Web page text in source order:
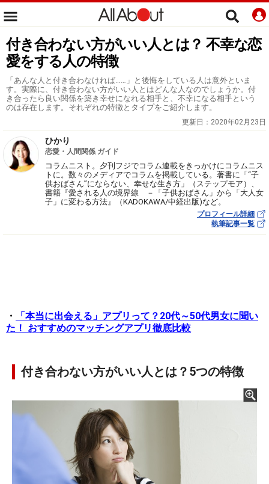
付き合わない方がいい人とは？ 不幸な恋
愛をする人の特徴
「あんな人と付き合わなければ……」と後悔をしている人は意外といま
す。実際に、付き合わない方がいい人とはどんな人なのでしょうか。付
き合ったら良い関係を築き幸せになれる相手と、不幸になる相手という
のは存在します。それぞれの特徴とタイプをご紹介します。
更新日： 2020年02月23日
ひかり
恋愛・人間関係 ガイド
コラムニスト。夕刊フジでコラム連載をきっかけにコラムニス
トに。数々のメディアでコラムを掲載している。著書に「“子
供おばさん”にならない、幸せな生き方」（ステップモア）、
書籍『愛される人の境界線 －「子供おばさん」から「大人女
子」に変わる方法』（KADOKAWA/中経出版)など。
プロフィール詳細
執筆記事一覧
・
「本当に出会える」アプリって？20代～50代男女に聞い
た！ おすすめのマッチングアプリ徹底比較
付き合わない方がいい人とは？5つの特徴